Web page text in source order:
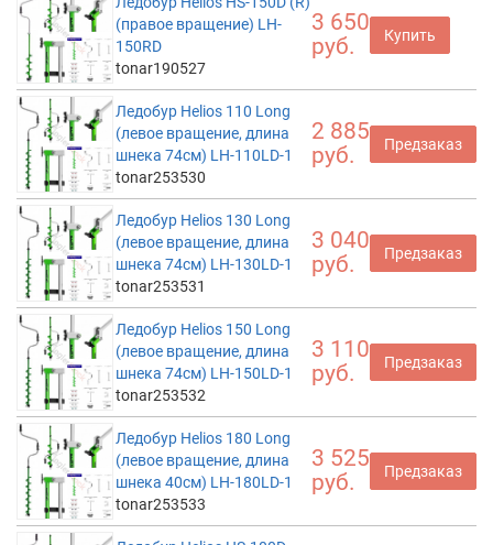
(правое вращение) LH-
150RD
tonar190527
3 650
руб.
Купить
Ледобур Helios 110 Long
(левое вращение, длина
шнека 74см) LH-110LD-1
tonar253530
2 885
руб.
Предзаказ
Ледобур Helios 130 Long
(левое вращение, длина
шнека 74см) LH-130LD-1
tonar253531
3 040
руб.
Предзаказ
Ледобур Helios 150 Long
(левое вращение, длина
шнека 74см) LH-150LD-1
tonar253532
3 110
руб.
Предзаказ
Ледобур Helios 180 Long
(левое вращение, длина
шнека 40см) LH-180LD-1
tonar253533
3 525
руб.
Предзаказ